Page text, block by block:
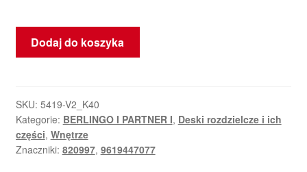
ilość
Panel
Citroën
Berlingo
I
i
Dodaj do koszyka
SKU: 5419-V2_K40
Kategorie: BERLINGO I PARTNER I, Deski rozdzielcze i ich
części, Wnętrze
Znaczniki: 820997, 9619447077